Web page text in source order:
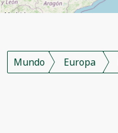
Mundo Europa